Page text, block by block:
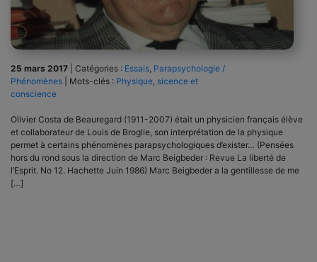
25 mars 2017 Catégories : Essais, Parapsychologie /
Phénomènes
Mots-clés : Physique, sicence et
conscience
Olivier Costa de Beauregard (1911-2007) était un physicien français élève
et collaborateur de Louis de Broglie, son interprétation de la physique
permet à certains phénomènes parapsychologiques d’exister… (Pensées
hors du rond sous la direction de Marc Beigbeder : Revue La liberté de
l’Esprit. No 12. Hachette Juin 1986) Marc Beigbeder a la gentillesse de me
[…]